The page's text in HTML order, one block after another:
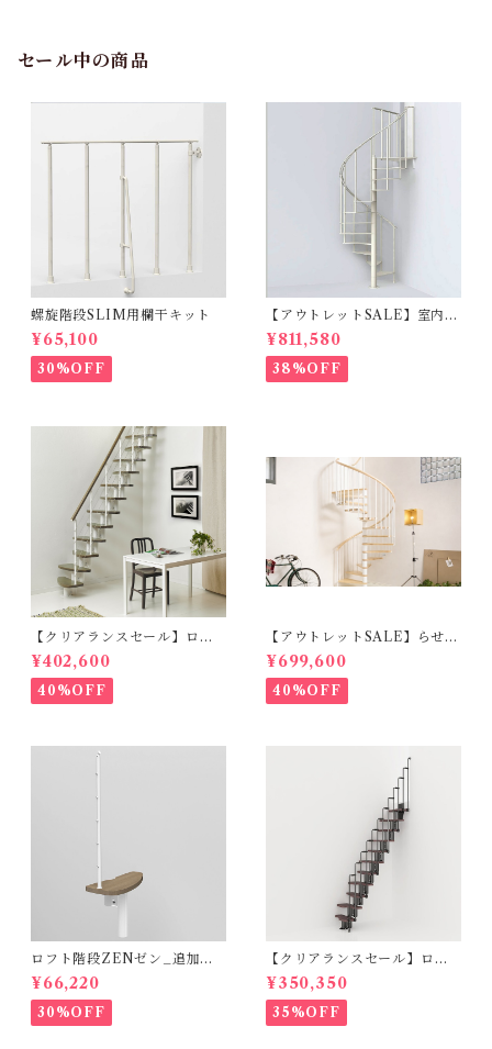
セール中の商品
螺旋階段SLIM用欄干キット
¥65,100
30%OFF
【アウトレットSALE】室内用
らせん階段SLIMスリム_φ130
cm【標準キット/13段上がり2
71～309ｃｍ】
¥811,580
38%OFF
【クリアランスセール】ロフ
ト階段ZEN_ハバナダーク
（標準キット）
¥402,600
40%OFF
【アウトレットSALE】らせん
階段RING_φ178cm（標準キ
ット）ホワイト＆ライト
¥699,600
40%OFF
ロフト階段ZENゼン_追加ス
テップ_ハバナダーク（オプシ
ョン）
¥66,220
30%OFF
【クリアランスセール】ロフ
ト階段 KARINAカリーナ（標
準キット）
¥350,350
35%OFF